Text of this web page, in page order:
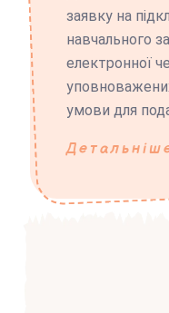
заявку на
навчального
електронної
умови для